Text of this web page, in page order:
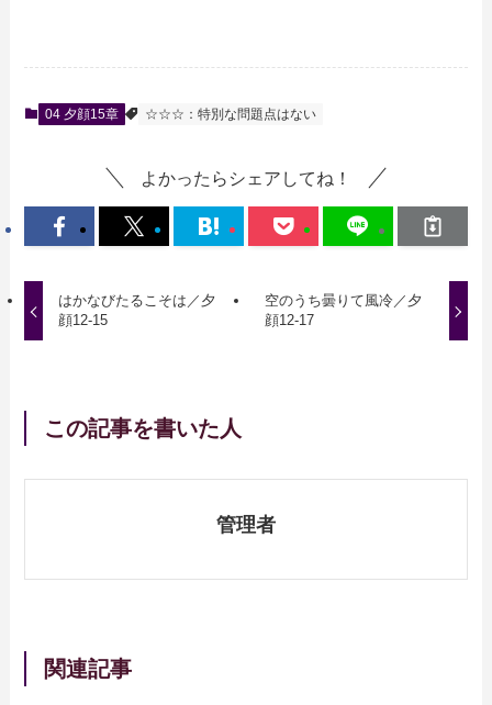
04 夕顔15章 ☆☆☆：特別な問題点はない
よかったらシェアしてね！
はかなびたるこそは／夕
顔12-15
空のうち曇りて風冷／夕
顔12-17
この記事を書いた人
管理者
関連記事